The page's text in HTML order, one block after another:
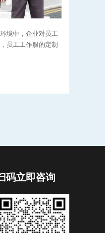
境中，企业对员工
员工工作服的定制
码立即咨询